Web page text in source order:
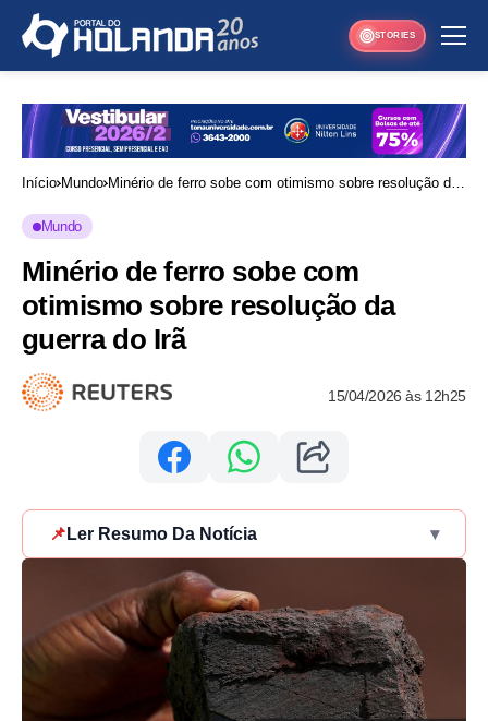
STORIES
Início Mundo Minério de ferro sobe com otimismo sobre resolução da
Mundo
Minério de ferro sobe com
otimismo sobre resolução da
guerra do Irã
15/04/2026 às 12h25
📌 Ler Resumo Da Notícia ▾